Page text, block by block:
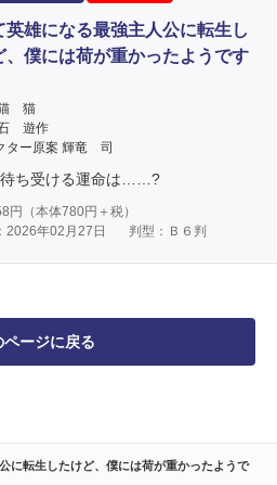
に転生したけど、僕には荷が重かったようで
英雄になる最強主人公に転生し
、僕には荷が重かったようです
猫
遊作
ター原案 輝竜 司
待ち受ける運命は……?
円（本体780円＋税）
2026年02月27日
判型：Ｂ６判
ページに戻る